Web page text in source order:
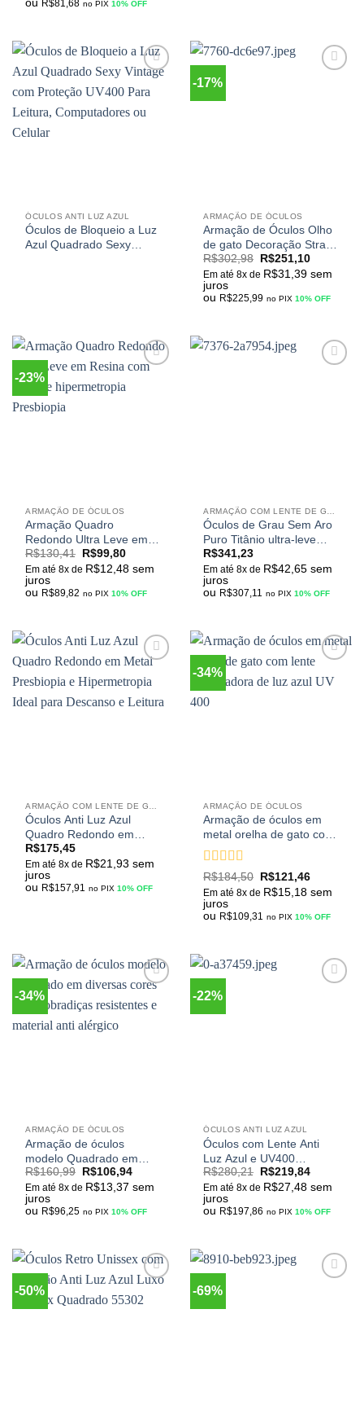
R$81,68 no PIX10% OFF
aos
desejos
ÓCULOS ANTI LUZ AZUL
Óculos de Bloqueio a Luz
Azul Quadrado Sexy
-17%
ARMAÇÃO DE ÓCULOS
Armação de Óculos Olho
de gato Decoração Strass
Luxo
R$302,98 R$251,10
Em até 8x de R$31,39 sem
juros
ou R$225,99 no PIX10% OFF
-23%
ARMAÇÃO DE ÓCULOS
Armação Quadro
Redondo Ultra Leve em
Resina com lente de
hipermetropia Presbiopia
R$130,41 R$99,80
Em até 8x de R$12,48 sem
juros
ou R$89,82 no PIX10% OFF
Óculos de Grau Sem Aro
Puro Titânio ultra-leve
Para Miopia Uvlaik
R$341,23
Em até 8x de R$42,65 sem
juros
ou R$307,11 no PIX10% OFF
aos
desejos
Óculos Anti Luz Azul
Quadro Redondo em
Metal Presbiopia e
Hipermetropia Ideal para
Descanso e Leitura
R$175,45
Em até 8x de R$21,93 sem
juros
ou R$157,91 no PIX10% OFF
-34%
aos
ARMAÇÃO DE ÓCULOS
Armação de óculos em
metal orelha de gato com
lente bloqueadora de luz
azul UV 400
Avaliação 5
de 5
R$184,50 R$121,46
Em até 8x de R$15,18 sem
juros
ou R$109,31 no PIX10% OFF
-34%
aos
ARMAÇÃO DE ÓCULOS
Armação de óculos
modelo Quadrado em
diversas cores com
dobradiças resistentes e
material anti alérgico
R$160,99 R$106,94
Em até 8x de R$13,37 sem
juros
ou R$96,25 no PIX10% OFF
-22%
ÓCULOS ANTI LUZ AZUL
Óculos com Lente Anti
Luz Azul e UV400
Quadrado Material de liga
Titâneo Design Masculino
M-S2170FLG
R$280,21 R$219,84
Em até 8x de R$27,48 sem
juros
ou R$197,86 no PIX10% OFF
-50%
aos
-69%